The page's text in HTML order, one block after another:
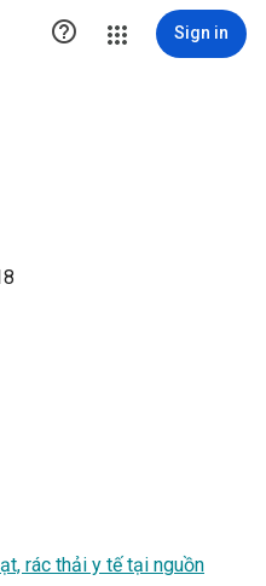
 Sign in
rác thải y tế tại nguồn